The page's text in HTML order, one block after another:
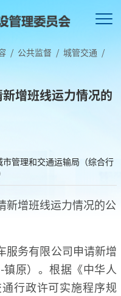
/ 公共监督 / 城管交通 /
增班线运力情况的
市管理和交通运输局（综合行
新增班线运力情况的公
服务有限公司申请新增
原）。根据《中华人
行政许可实施程序规